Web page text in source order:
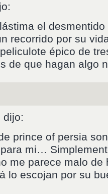
el
recorrido por su
épico de
de que hagan algo
dijo:
prince of persia
mi…
me parece malo
lo escojan por su